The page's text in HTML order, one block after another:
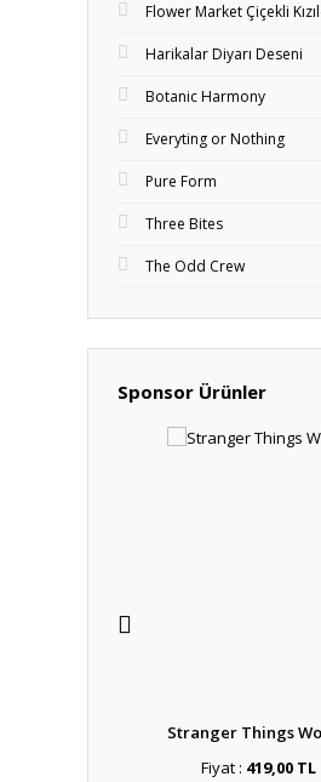
Flower Market Çiçekli
Harikalar Diyarı Deseni
Botanic Harmony
Everyting or Nothing
Pure Form
Three Bites
The Odd Crew
Sponsor Ürünler
Stranger Things
Fiyat : 419,00 TL